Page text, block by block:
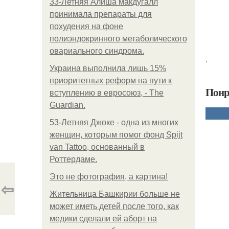
33-Летняя Алиша макдугалл
принимала препараты для
похудения на фоне
полиэндокринного метаболического
овариального синдрома.
Украина выполнила лишь 15%
приоритетных реформ на пути к
вступлению в евросоюз, - The
Guardian.
53-Летняя Джоке - одна из многих
женщин, которым помог фонд Spijt
van Tattoo, основанный в
Роттердаме.
Это не фотография, а картина!
Жительница Башкирии больше не
может иметь детей после того, как
медики сделали ей аборт на
.
⇦